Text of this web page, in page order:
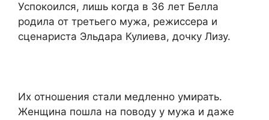
Успокоился, лишь когда в 36 лет Белла
родила от третьего мужа, режиссера и
сценариста Эльдара Кулиева, дочку Лизу.
Их отношения стали медленно умирать.
Женщина пошла на поводу у мужа и даже